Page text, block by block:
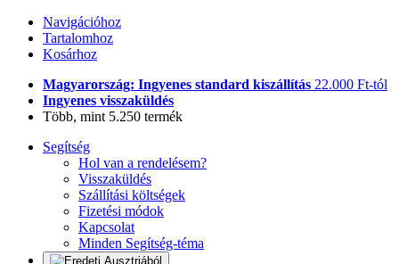
Navigációhoz
Tartalomhoz
Kosárhoz
Magyarország: Ingyenes standard kiszállítás 22.000 Ft-tól
Ingyenes visszaküldés
Több, mint 5.250 termék
Segítség
Hol van a rendelésem?
Visszaküldés
Szállítási költségek
Fizetési módok
Kapcsolat
Minden Segítség-téma